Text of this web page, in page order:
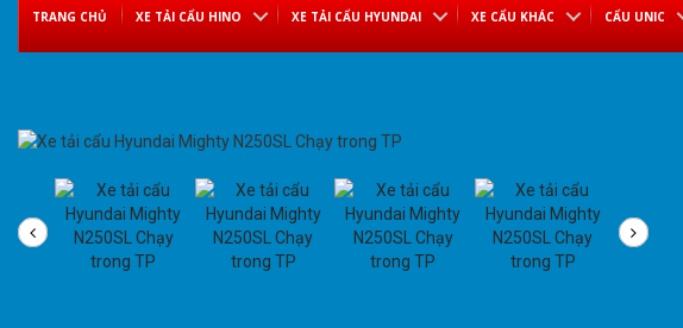
TRANG CHỦ XE TẢI CẨU HINO XE TẢI CẨU HYUNDAI XE CẨU KHÁC CẨU UNIC